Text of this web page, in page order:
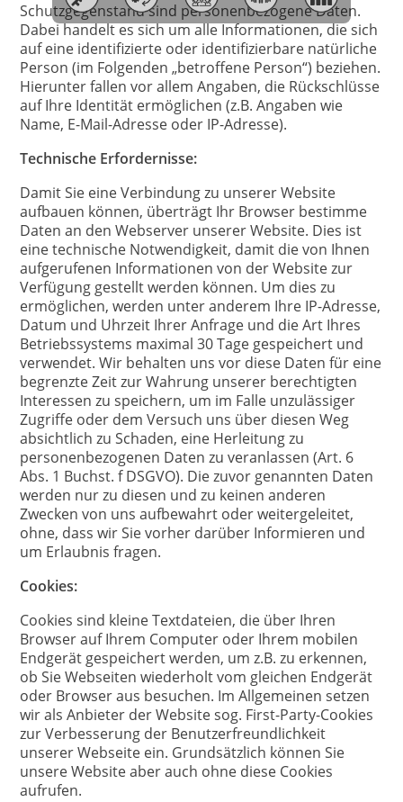
Schutzgegenstand sind personenbezogene Daten.
Dabei handelt es sich um alle Informationen, die sich
auf eine identifizierte oder identifizierbare natürliche
Person (im Folgenden „betroffene Person“) beziehen.
Hierunter fallen vor allem Angaben, die Rückschlüsse
auf Ihre Identität ermöglichen (z.B. Angaben wie
Name, E-Mail-Adresse oder IP-Adresse).
Technische Erfordernisse:
Damit Sie eine Verbindung zu unserer Website
aufbauen können, überträgt Ihr Browser bestimme
Daten an den Webserver unserer Website. Dies ist
eine technische Notwendigkeit, damit die von Ihnen
aufgerufenen Informationen von der Website zur
Verfügung gestellt werden können. Um dies zu
ermöglichen, werden unter anderem Ihre IP-Adresse,
Datum und Uhrzeit Ihrer Anfrage und die Art Ihres
Betriebssystems maximal 30 Tage gespeichert und
verwendet. Wir behalten uns vor diese Daten für eine
begrenzte Zeit zur Wahrung unserer berechtigten
Interessen zu speichern, um im Falle unzulässiger
Zugriffe oder dem Versuch uns über diesen Weg
absichtlich zu Schaden, eine Herleitung zu
personenbezogenen Daten zu veranlassen (Art. 6
Abs. 1 Buchst. f DSGVO). Die zuvor genannten Daten
werden nur zu diesen und zu keinen anderen
Zwecken von uns aufbewahrt oder weitergeleitet,
ohne, dass wir Sie vorher darüber Informieren und
um Erlaubnis fragen.
Cookies:
Cookies sind kleine Textdateien, die über Ihren
Browser auf Ihrem Computer oder Ihrem mobilen
Endgerät gespeichert werden, um z.B. zu erkennen,
ob Sie Webseiten wiederholt vom gleichen Endgerät
oder Browser aus besuchen. Im Allgemeinen setzen
wir als Anbieter der Website sog. First-Party-Cookies
zur Verbesserung der Benutzerfreundlichkeit
unserer Webseite ein. Grundsätzlich können Sie
unsere Website aber auch ohne diese Cookies
aufrufen.